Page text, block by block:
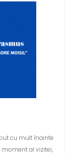
cu mult înainte
moment al vizitei,